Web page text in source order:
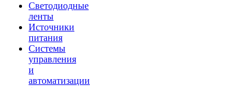
Светодиодные
ленты
Источники
питания
Системы
управления
и
автоматизации